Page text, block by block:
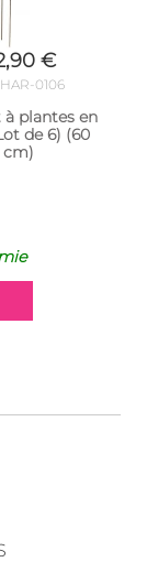
€
0106
plantes en
de 6) (60
cm)